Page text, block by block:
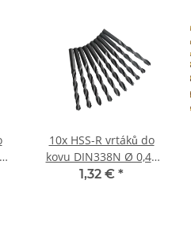
10x HSS-R vrtáků do
kovu DIN338N Ø 0,45
mm
1,32 € *